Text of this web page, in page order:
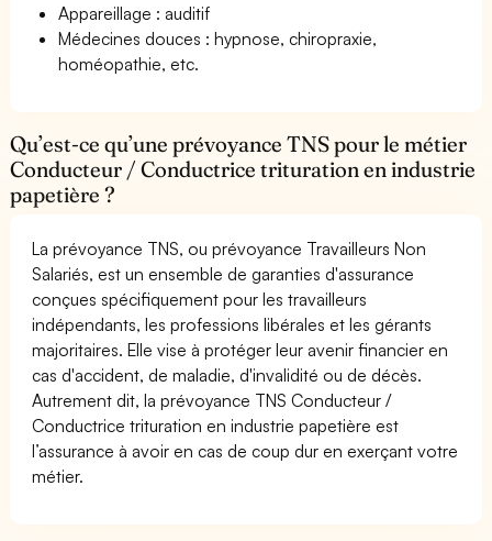
Appareillage : auditif
Médecines douces : hypnose, chiropraxie,
homéopathie, etc.
Qu’est-ce qu’une prévoyance TNS pour le métier
Conducteur / Conductrice trituration en industrie
papetière ?
La prévoyance TNS, ou prévoyance Travailleurs Non
Salariés, est un ensemble de garanties d'assurance
conçues spécifiquement pour les travailleurs
indépendants, les professions libérales et les gérants
majoritaires. Elle vise à protéger leur avenir financier en
cas d'accident, de maladie, d'invalidité ou de décès.
Autrement dit, la prévoyance TNS Conducteur /
Conductrice trituration en industrie papetière est
l’assurance à avoir en cas de coup dur en exerçant votre
métier.